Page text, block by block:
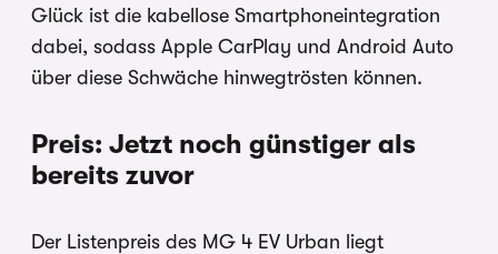
Glück ist die kabellose Smartphoneintegration
dabei, sodass Apple CarPlay und Android Auto
über diese Schwäche hinwegtrösten können.
Preis: Jetzt noch günstiger als
bereits zuvor
Der Listenpreis des MG 4 EV Urban liegt